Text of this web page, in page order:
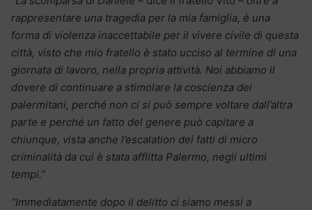
rappresentare una tragedia per la mia famiglia, è una
forma di violenza inaccettabile per il vivere civile di questa
città, visto che mio fratello è stato ucciso al termine di una
giornata di lavoro, nella propria attività. Noi abbiamo il
dovere di continuare a stimolare la coscienza dei
palermitani, perché non ci si può sempre voltare dall’altra
parte e perché un fatto del genere può capitare a
chiunque, vista anche l’escalation dei fatti di micro
criminalità da cui è stata afflitta Palermo, negli ultimi
tempi.”
“Immediatamente dopo il delitto ci siamo messi a